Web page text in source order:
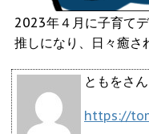
2023年４月に子育て
推しになり、日々癒さ
ともをさん
https://